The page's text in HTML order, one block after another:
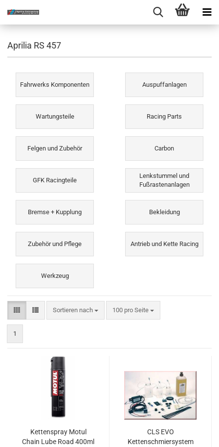
Aprilia RS 457
Fahrwerks Komponenten Auspuffanlagen
Wartungsteile Racing Parts
Felgen und Zubehör Carbon
GFK Racingteile
Lenkstummel und
Fußrastenanlagen
Bremse + Kupplung Bekleidung
Zubehör und Pflege Antrieb und Kette Racing
Werkzeug
Sortieren nach
Sortieren nach 100 pro Seite
pro Seite
1
Kettenspray Motul
Chain Lube Road 400ml
CLS EVO
Kettenschmiersystem